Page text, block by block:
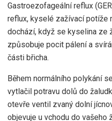
Gastroezofageální reflux
reflux, kyselé zažívací potíže
dochází, když se kyselina ze
způsobuje pocit pálení a
části břicha.
Během normálního polykání
vytlačil potravu dolů do
otevře ventil zvaný dolní
objevuje u vchodu do vašeho